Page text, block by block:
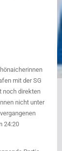
mit der SG
noch direkten
nicht unter
24:20